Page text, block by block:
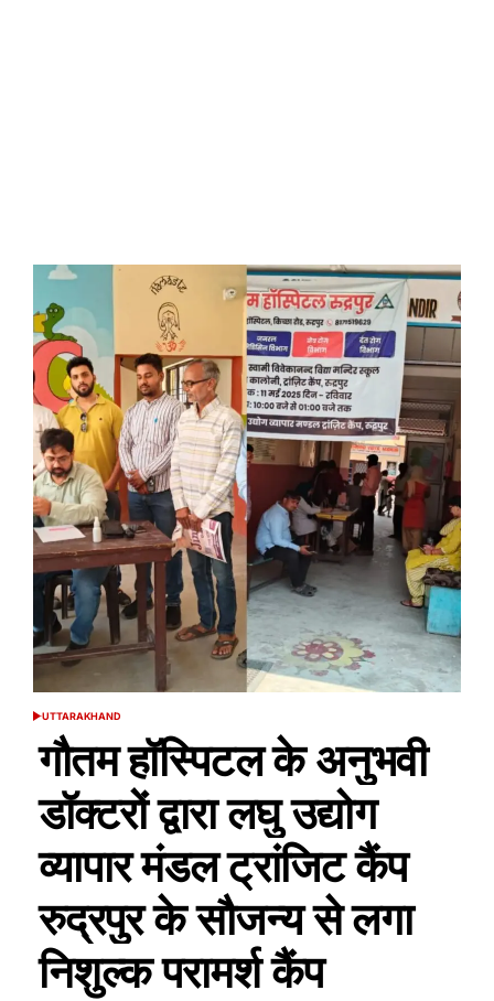
POSTED
UTTARAKHAND
गौतम हॉस्पिटल के अनुभवी
डॉक्टरों द्वारा लघु उद्योग
व्यापार मंडल ट्रांजिट कैंप
रुद्रपुर के सौजन्य से लगा
निशुल्क परामर्श कैंप